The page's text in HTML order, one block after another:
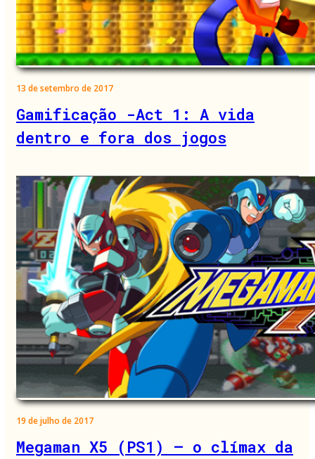
13 de setembro de 2017
Gamificação -Act 1: A vida
dentro e fora dos jogos
19 de julho de 2017
Megaman X5 (PS1) – o clímax da